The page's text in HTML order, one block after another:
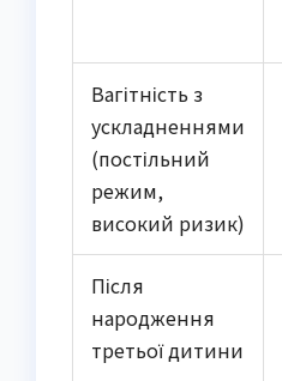
Вагітність з
ускладненнями
(постільний
режим,
високий ризик)
Після
народження
третьої дитини